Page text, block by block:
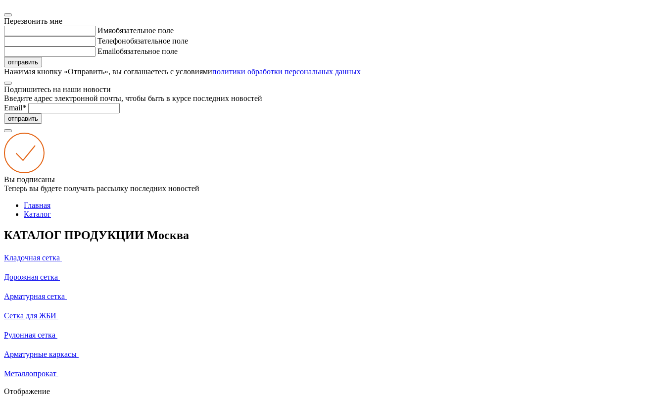
Перезвонить мне
Имяобязательное поле
Телефонобязательное поле
Emailобязательное поле
отправить
Нажимая кнопку «Отправить», вы соглашаетесь с условиямиполитики обработки персональных данных
Подпишитесь на наши новости
Введите адрес электронной почты, чтобы быть в курсе последних новостей
Email*
отправить
Вы подписаны
Теперь вы будете получать рассылку последних новостей
Главная
Каталог
КАТАЛОГ ПРОДУКЦИИ Москва
Кладочная сетка
Дорожная сетка
Арматурная сетка
Сетка для ЖБИ
Рулонная сетка
Арматурные каркасы
Металлопрокат
Отображение